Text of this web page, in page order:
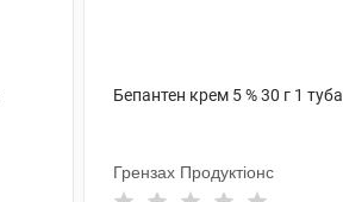
Бепантен крем 5 % 30 г 1 туба
Грензах Продуктіонс